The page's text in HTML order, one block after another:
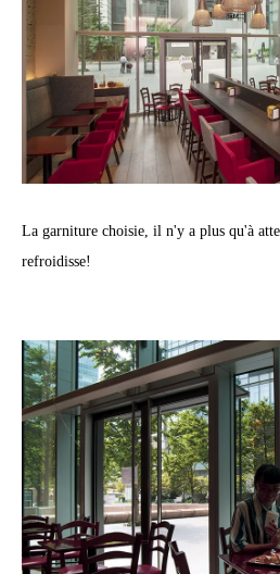
La garniture choisie, il n'y a plus qu'à
refroidisse!